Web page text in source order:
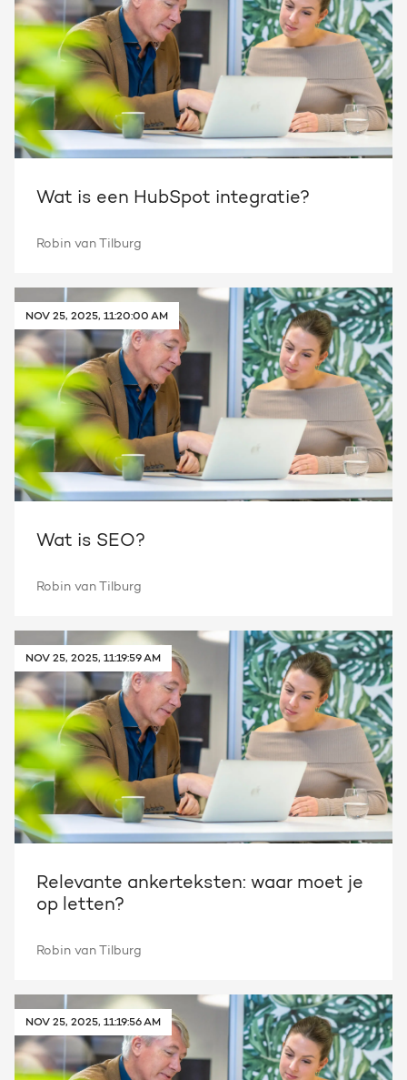
Wat is een HubSpot integratie?
Robin van Tilburg
NOV 25, 2025, 11:20:00 AM
Wat is SEO?
Robin van Tilburg
NOV 25, 2025, 11:19:59 AM
Relevante ankerteksten: waar moet je
op letten?
Robin van Tilburg
NOV 25, 2025, 11:19:56 AM